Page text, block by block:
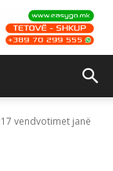
vendvotimet janë